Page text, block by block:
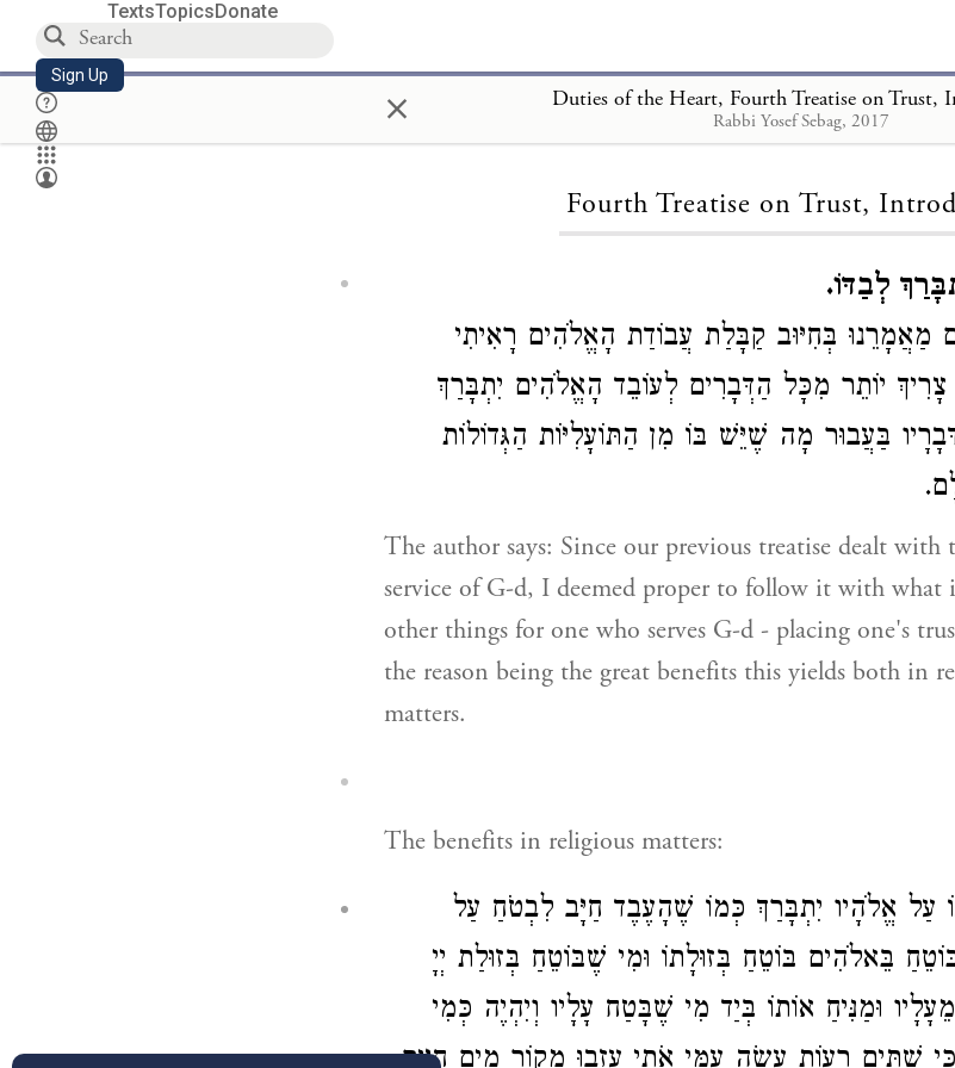
TextsTopicsDonate
Sign Up × Duties of the Heart, Fourth Treatise on Trust,
Rabbi Yosef Sebag, 2017
Loading...
Fourth Treatise on Trust,
לְבַדּוֹ.
בְּחִיּוּב קַבָּלַת עֲבוֹדַת הָאֱלֹהִים רָאִיתִי
יוֹתֵר מִכָּל הַדְּבָרִים לְעוֹבֵד הָאֱלֹהִים יִתְבָּרַךְ
בַּעֲבוּר מָה שֶׁיֵּשׁ בּוֹ מִן הַתּוֹעָלִיּוֹת הַגְּדוֹלוֹת
The author says: Since our previous treatise dealt with
service of G-d, I deemed proper to follow it with what
other things for one who serves G-d - placing one's
the reason being the great benefits this yields both in
matters.
The benefits in religious matters:
עַל אֱלֹהָיו יִתְבָּרַךְ כְּמוֹ שֶׁהָעֶבֶד חַיָּב לִבְטֹחַ עַל
בֵּאלֹהִים בּוֹטֵחַ בְּזוּלָתוֹ וּמִי שֶׁבּוֹטֵחַ בְּזוּלַת יְיָ
וּמַנִּיחַ אוֹתוֹ בְּיַד מִי שֶׁבָּטַח עָלָיו וְיִהְיֶה כְּמִי